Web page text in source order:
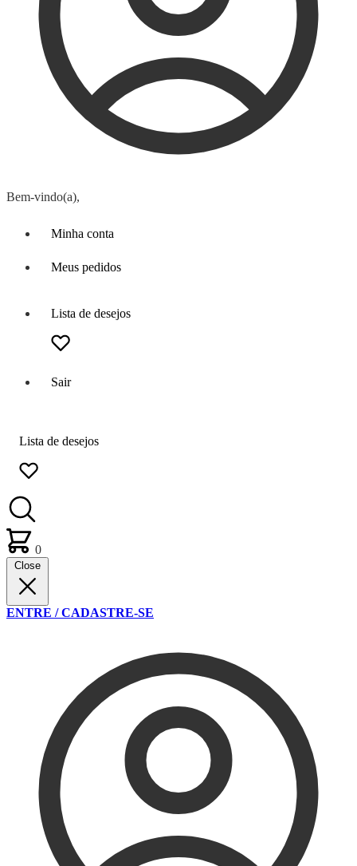
Bem-vindo(a),
Minha conta
Meus pedidos
Lista de desejos
Sair
Lista de desejos
0
Close
ENTRE / CADASTRE-SE